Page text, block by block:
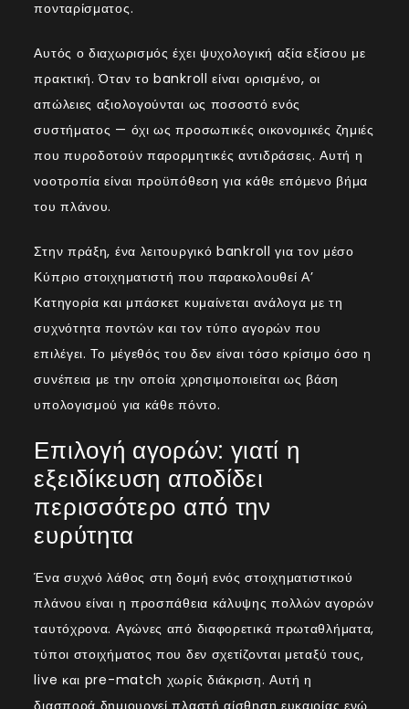
πονταρίσματος.
Αυτός ο διαχωρισμός έχει ψυχολογική αξία εξίσου με
πρακτική. Όταν το bankroll είναι ορισμένο, οι
απώλειες αξιολογούνται ως ποσοστό ενός
συστήματος — όχι ως προσωπικές οικονομικές ζημιές
που πυροδοτούν παρορμητικές αντιδράσεις. Αυτή η
νοοτροπία είναι προϋπόθεση για κάθε επόμενο βήμα
του πλάνου.
Στην πράξη, ένα λειτουργικό bankroll για τον μέσο
Κύπριο στοιχηματιστή που παρακολουθεί Α’
Κατηγορία και μπάσκετ κυμαίνεται ανάλογα με τη
συχνότητα ποντών και τον τύπο αγορών που
επιλέγει. Το μέγεθός του δεν είναι τόσο κρίσιμο όσο η
συνέπεια με την οποία χρησιμοποιείται ως βάση
υπολογισμού για κάθε πόντο.
Επιλογή αγορών: γιατί η
εξειδίκευση αποδίδει
περισσότερο από την
ευρύτητα
Ένα συχνό λάθος στη δομή ενός στοιχηματιστικού
πλάνου είναι η προσπάθεια κάλυψης πολλών αγορών
ταυτόχρονα. Αγώνες από διαφορετικά πρωταθλήματα,
τύποι στοιχήματος που δεν σχετίζονται μεταξύ τους,
live και pre-match χωρίς διάκριση. Αυτή η
διασπορά δημιουργεί πλαστή αίσθηση ευκαιρίας ενώ